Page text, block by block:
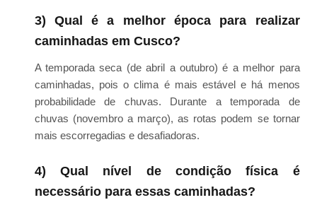
3) Qual é a melhor época para realizar
caminhadas em Cusco?
A temporada seca (de abril a outubro) é a melhor para
caminhadas, pois o clima é mais estável e há menos
probabilidade de chuvas. Durante a temporada de
chuvas (novembro a março), as rotas podem se tornar
mais escorregadias e desafiadoras.
4) Qual nível de condição física é
necessário para essas caminhadas?